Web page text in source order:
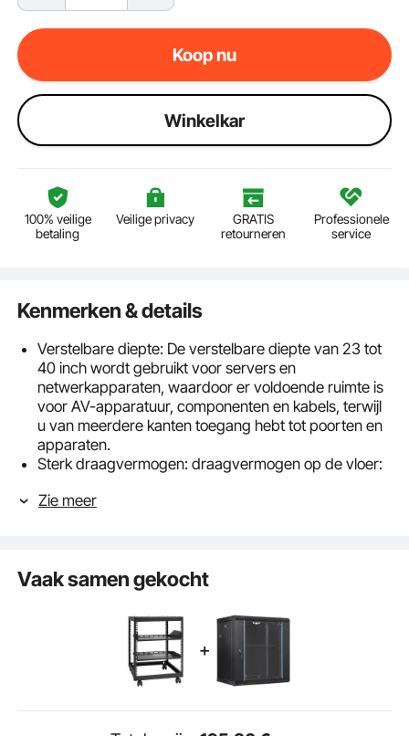
Koop nu
Winkelkar
100% veilige
betaling
Veilige privacy
GRATIS
retourneren
Professionele
service
Kenmerken & details
Verstelbare diepte: De verstelbare diepte van 23 tot
40 inch wordt gebruikt voor servers en
netwerkapparaten, waardoor er voldoende ruimte is
voor AV-apparatuur, componenten en kabels, terwijl
u van meerdere kanten toegang hebt tot poorten en
apparaten.
Sterk draagvermogen: draagvermogen op de vloer:
AV-rek is gemaakt van koolstofstaal voor een betere
Gebruiksvriendelijk ontwerp: het ergonomische
eenvoudig te gebruiken. De extra bovenplaat biedt
plaats aan andere spullen en biedt meer ruimte. Het
rolontwerp kan overal en altijd worden verplaatst,
handig en energiebesparend.
kruiskopschroeven, 4 x rollen, 4 x M10*50
Zie meer
Vaak samen gekocht